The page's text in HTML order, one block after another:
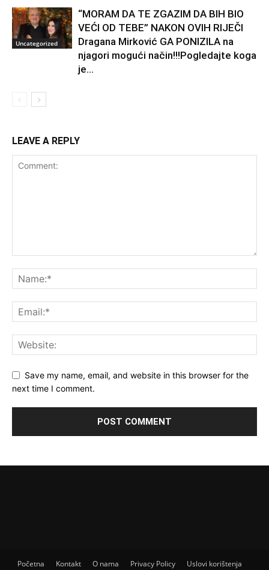
Uncategorized
“MORAM DA TE ZGAZIM DA BIH BIO
VEĆI OD TEBE” NAKON OVIH RIJEČI
Dragana Mirković GA PONIZILA na
njagori mogući način!!!Pogledajte koga
je...
LEAVE A REPLY
Save my name, email, and website in this browser for the
next time I comment.
Početna Kontakt O nama Privacy Policy Uslovi korištenja